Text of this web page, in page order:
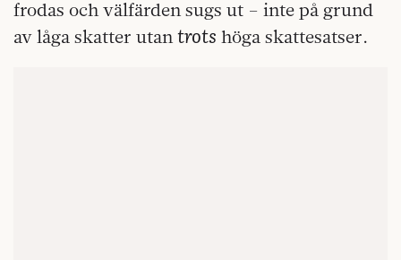
frodas och välfärden sugs ut – inte på grund
av låga skatter utantrots höga skattesatser.